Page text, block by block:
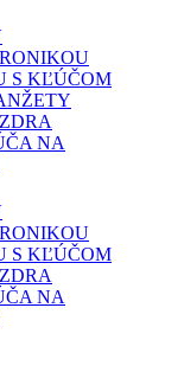
S KĽÚČOM
NA
S KĽÚČOM
NA